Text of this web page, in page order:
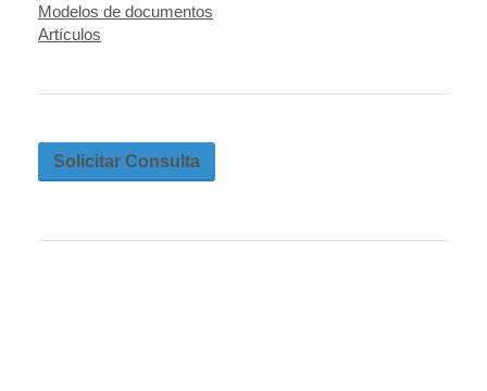
Modelos de documentos
Artículos
Solicitar Consulta